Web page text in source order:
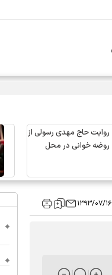
روایت حاج مهدی رسولی از
روضه خوانی در محل
۱۳۹۳/۰۷/۱۶